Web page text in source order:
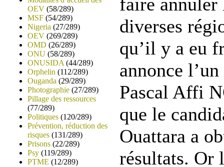
OEV (58/289)
MSF (54/289)
Nigeria (27/289)
OEV (269/289)
OMD (26/289)
ONU (58/289)
ONUSIDA (44/289)
Orphelin (112/289)
Ouganda (29/289)
Photographie (27/289)
Pillage des ressources
(77/289)
Politiques (120/289)
Prévention, réduction des
risques (131/289)
Prisons (22/289)
Psy (119/289)
PTME (12/289)
faire annuler
diverses
qu’il y a eu
annonce
Pascal Affi
que le
Ouattara a
résultats. Or